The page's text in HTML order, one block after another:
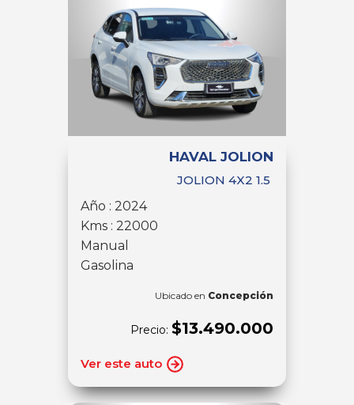
HAVAL JOLION
JOLION 4X2 1.5
Año : 2024
Kms : 22000
Manual
Gasolina
Ubicado en Concepción
Precio: $13.490.000
Ver este auto